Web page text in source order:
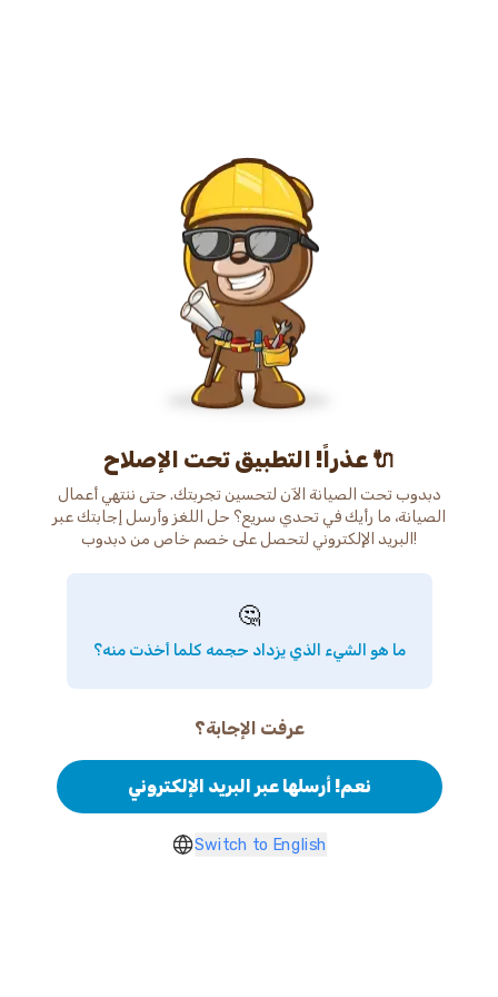
عذراً! التطبيق تحت الإصلاح 🔌
دبدوب تحت الصيانة الآن لتحسين تجربتك. حتى ننتهي أعمال
الصيانة، ما رأيك في تحدي سريع؟ حل اللغز وأرسل إجابتك عبر
البريد الإلكتروني لتحصل على خصم خاص من دبدوب!
🤔
ما هو الشيء الذي يزداد حجمه كلما أخذت منه؟
عرفت الإجابة؟
نعم! أرسلها عبر البريد الإلكتروني
Switch to English